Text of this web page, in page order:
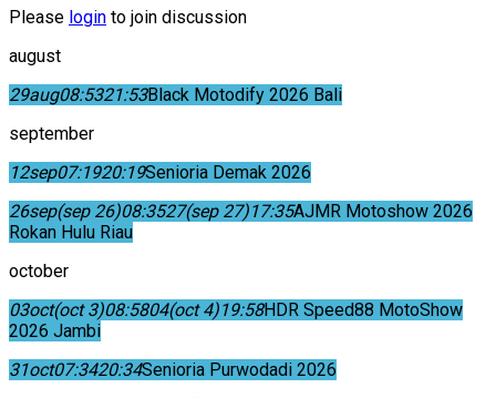
Please login to join discussion
august
29aug08:5321:53Black Motodify 2026 Bali
september
12sep07:1920:19Senioria Demak 2026
26sep(sep 26)08:3527(sep 27)17:35AJMR Motoshow 2026
Rokan Hulu Riau
october
03oct(oct 3)08:5804(oct 4)19:58HDR Speed88 MotoShow
2026 Jambi
31oct07:3420:34Senioria Purwodadi 2026